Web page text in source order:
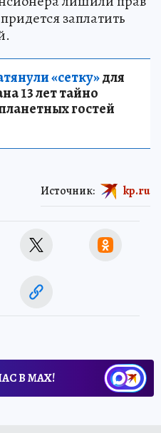
заплатить
«сетку»для
13 лет тайно
гостей
Источник: kp.ru
В МАХ!